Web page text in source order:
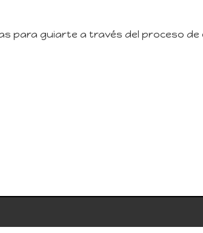
para guiarte a través del proceso